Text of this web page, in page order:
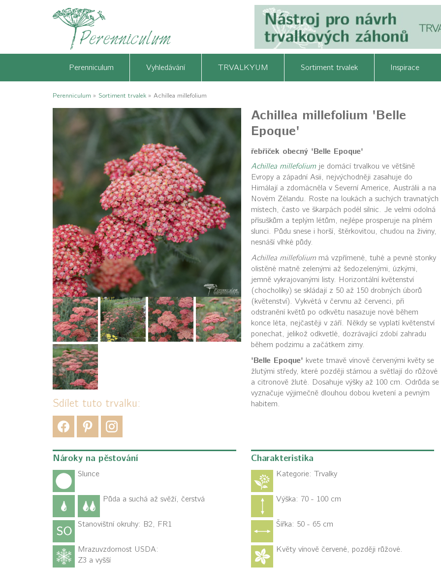
Perenniculum Vyhledávání TRVALKYUM Sortiment trvalek Inspirace
Perenniculum » Sortiment trvalek » Achillea millefolium
Sdílet tuto trvalku:
Achillea millefolium 'Belle
Epoque'
řebříček obecný 'Belle Epoque'
Achillea millefoliumje domácí trvalkou ve většině
Evropy a západní Asii, nejvýchodněji zasahuje do
Himálají a zdomácněla v Severní Americe, Austrálii a na
Novém Zélandu. Roste na loukách a suchých travnatých
místech, často ve škarpách podél silnic. Je velmi odolná
přísuškům a teplým létům, nejlépe prosperuje na plném
slunci. Půdu snese i horší, štěrkovitou, chudou na živiny,
nesnáší vlhké půdy.
Achillea millefoliummá vzpřímené, tuhé a pevné stonky
olistěné matně zelenými až šedozelenými, úzkými,
jemně vykrajovanými listy. Horizontální květenství
(chocholíky) se skládají z 50 až 150 drobných úborů
(květenství). Vykvétá v červnu až červenci, při
odstranění květů po odkvětu nasazuje nové během
konce léta, nejčastěji v září. Někdy se vyplatí květenství
ponechat, jelikož odkvetlé, dozrávající zdobí zahradu
během podzimu a začátkem zimy.
'Belle Epoque' kvete tmavě vínově červenými květy se
žlutými středy, které později stárnou a světlají do růžové
a citronově žluté. Dosahuje výšky až 100 cm. Odrůda se
vyznačuje výjimečně dlouhou dobou kvetení a pevným
habitem.
Nároky na pěstování
Slunce
Půda a suchá až svěží, čerstvá
Stanovištní okruhy: B2, FR1
Mrazuvzdornost USDA:
Z3 a vyšší
Charakteristika
Kategorie: Trvalky
Výška: 70 - 100 cm
Šířka: 50 - 65 cm
Květy vínově červené, později růžové.